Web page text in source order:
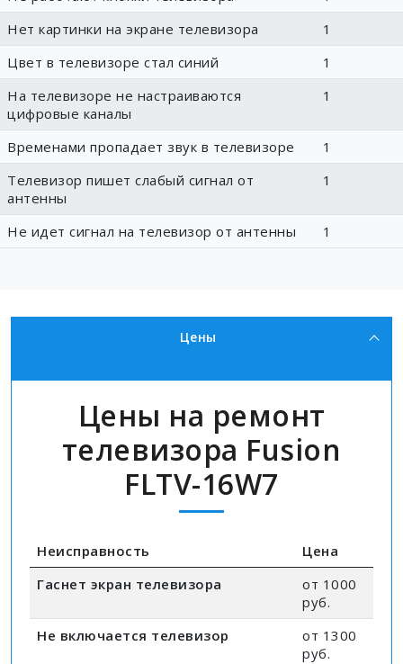
Нет картинки на экране телевизора
1
Цвет в телевизоре стал синий
1
На телевизоре не настраиваются
цифровые каналы
1
Временами пропадает звук в телевизоре
1
Телевизор пишет слабый сигнал от
антенны
1
Не идет сигнал на телевизор от антенны 1
Цены
Цены на ремонт
телевизора Fusion
FLTV-16W7
Неисправность
Цена
Гаснет экран телевизора
от 1000
руб.
Не включается телевизор
от 1300
руб.